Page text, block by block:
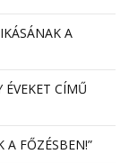
A
ÉVEKET CÍMŰ
A FŐZÉSBEN!”